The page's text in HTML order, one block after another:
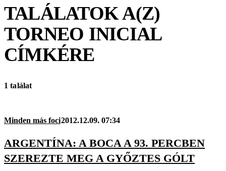
TALÁLATOK A(Z)
TORNEO INICIAL
CÍMKÉRE
1 találat
Minden más foci2012.12.09. 07:34
ARGENTÍNA: A BOCA A 93. PERCBEN
SZEREZTE MEG A GYŐZTES GÓLT